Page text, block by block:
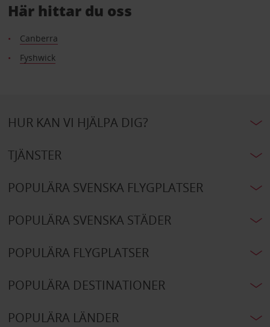
Här hittar du oss
Canberra
Fyshwick
HUR KAN VI HJÄLPA DIG?
TJÄNSTER
POPULÄRA SVENSKA FLYGPLATSER
POPULÄRA SVENSKA STÄDER
POPULÄRA FLYGPLATSER
POPULÄRA DESTINATIONER
POPULÄRA LÄNDER